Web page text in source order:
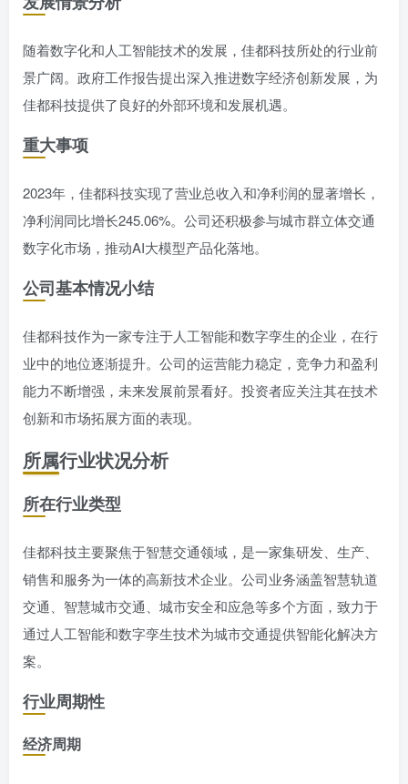
随着数字化和人工智能技术的发展，佳都科技所处的行业前
景广阔。政府工作报告提出深入推进数字经济创新发展，为
佳都科技提供了良好的外部环境和发展机遇。
重大事项
2023年，佳都科技实现了营业总收入和净利润的显著增长，
净利润同比增长245.06%。公司还积极参与城市群立体交通
数字化市场，推动AI大模型产品化落地。
公司基本情况小结
佳都科技作为一家专注于人工智能和数字孪生的企业，在行
业中的地位逐渐提升。公司的运营能力稳定，竞争力和盈利
能力不断增强，未来发展前景看好。投资者应关注其在技术
创新和市场拓展方面的表现。
所属行业状况分析
所在行业类型
佳都科技主要聚焦于智慧交通领域，是一家集研发、生产、
销售和服务为一体的高新技术企业。公司业务涵盖智慧轨道
交通、智慧城市交通、城市安全和应急等多个方面，致力于
通过人工智能和数字孪生技术为城市交通提供智能化解决方
案。
行业周期性
经济周期